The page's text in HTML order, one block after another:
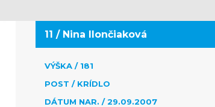
11 / Nina Ilončiaková
VÝŠKA / 181
POST / KRÍDLO
DÁTUM NAR. / 29.09.2007